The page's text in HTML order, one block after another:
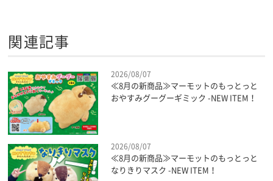
関連記事
2026/08/07
≪8月の新商品≫マーモットのもっとっと
おやすみグーグーギミック -NEW ITEM！
2026/08/07
≪8月の新商品≫マーモットのもっとっと
なりきりマスク -NEW ITEM！